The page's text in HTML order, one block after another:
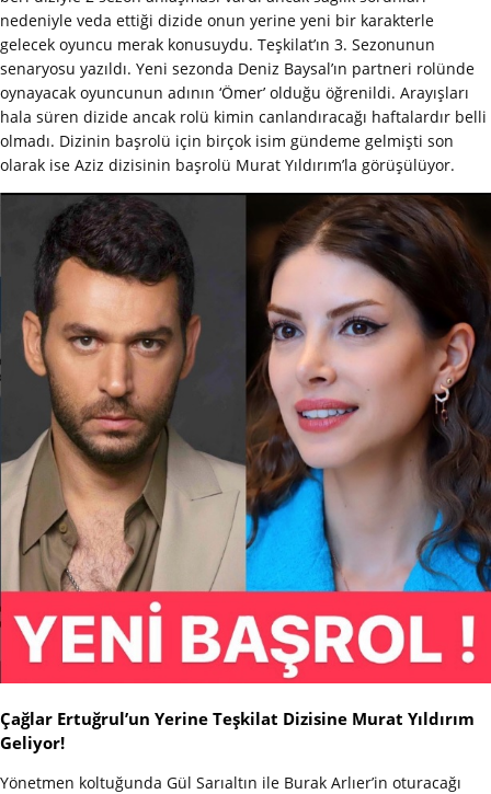
nedeniyle veda ettiği dizide onun yerine yeni bir karakterle
gelecek oyuncu merak konusuydu. Teşkilat’ın 3. Sezonunun
senaryosu yazıldı. Yeni sezonda Deniz Baysal’ın partneri rolünde
oynayacak oyuncunun adının ‘Ömer’ olduğu öğrenildi. Arayışları
hala süren dizide ancak rolü kimin canlandıracağı haftalardır belli
olmadı. Dizinin başrolü için birçok isim gündeme gelmişti son
olarak ise Aziz dizisinin başrolü Murat Yıldırım’la görüşülüyor.
Çağlar Ertuğrul’un Yerine Teşkilat Dizisine Murat Yıldırım
Geliyor!
Yönetmen koltuğunda Gül Sarıaltın ile Burak Arlıer’in oturacağı